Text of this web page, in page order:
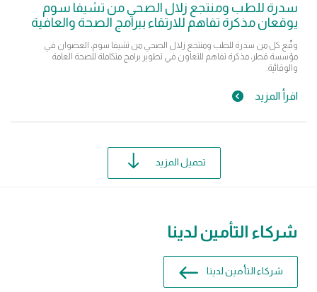
سدرة للطب ومنتجع زلال الصحي من تشيفا سوم
يوقعان مذكرة تفاهم للارتقاء ببرامج الصحة والعافية
وقّع كل من سدرة للطب ومنتجع زلال الصحي من تشيفا سوم، العضوان في
مؤسسة قطر، مذكرة تفاهم للتعاون في تطوير برامج متكاملة للصحة العامة
والوقائية.
اقرأ المزيد
تحميل المزيد
شركاء التأمين لدينا
شركاء التأمين لدينا